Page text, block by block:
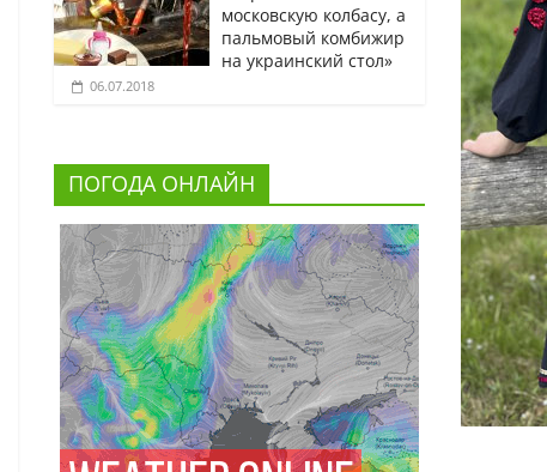
московскую колбасу, а
пальмовый комбижир
на украинский стол»
06.07.2018
ПОГОДА ОНЛАЙН